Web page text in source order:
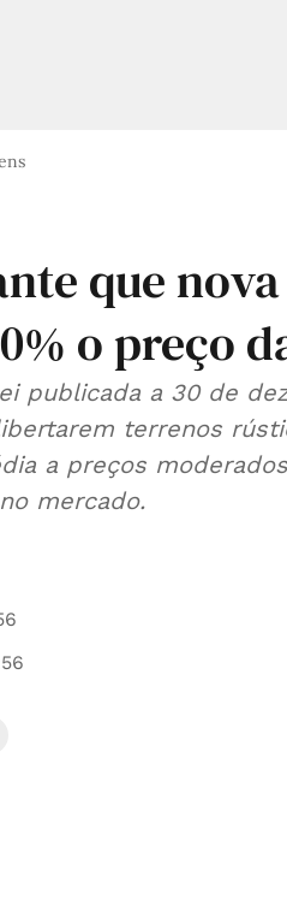
que
o preço
publicada a 30 de
terrenos
a preços
mercado.